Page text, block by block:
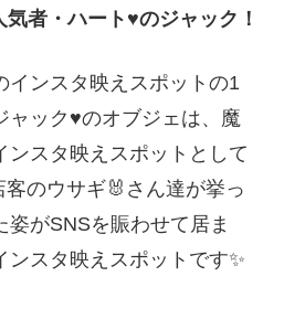
者・ハート♥のジャック！
インスタ映えスポットの1
ャック♥のオブジェは、魔
ンスタ映えスポットとして
客のウサギ🐰さん達が挙っ
姿がSNSを賑わせて居ま
ンスタ映えスポットです✨